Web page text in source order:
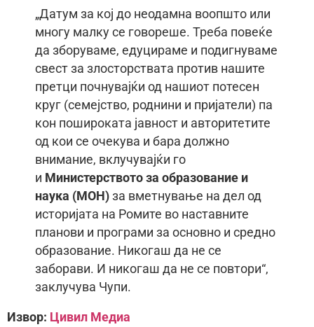
„Датум за кој до неодамна воопшто или
многу малку се говореше. Треба повеќе
да зборуваме, едуцираме и подигнуваме
свест за злосторствата против нашите
претци почнувајќи од нашиот потесен
круг (семејство, роднини и пријатели) па
кон пошироката јавност и авторитетите
од кои се очекува и бара должно
внимание, вклучувајќи го
и Министерството за образование и
наука (МОН) за вметнување на дел од
историјата на Ромите во наставните
планови и програми за основно и средно
образование. Никогаш да не се
заборави. И никогаш да не се повтори“,
заклучува Чупи.
Извор: Цивил Медиа